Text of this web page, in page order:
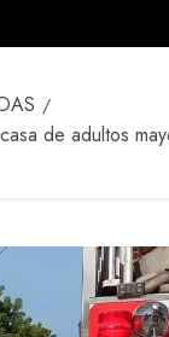
de adultos